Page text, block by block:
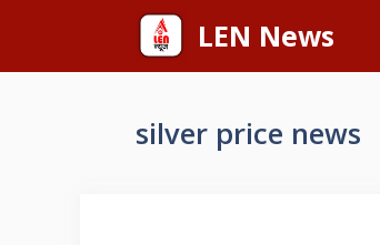
content
LEN News
silver price news